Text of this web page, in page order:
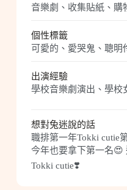
音樂劇、收集貼紙、購
個性標籤
可愛的、愛哭鬼、聰明
出演經驗
學校音樂劇演出、學校
想對兔迷說的話
職排第一年Tokki cutie
今年也要拿下第一名
Tokki cutie❣️